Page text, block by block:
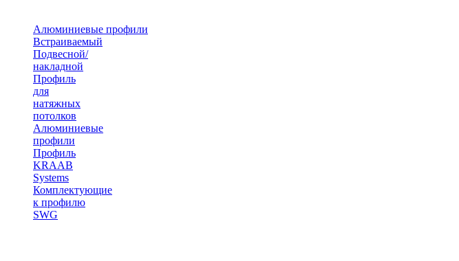
Алюминиевые профили
Встраиваемый
Подвесной/
накладной
Профиль
для
натяжных
потолков
Алюминиевые
профили
Профиль
KRAAB
Systems
Комплектующие
к профилю
SWG